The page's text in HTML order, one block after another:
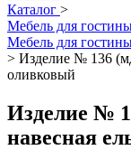
Каталог >
Мебель для
Мебель для
> Изделие № 136
оливковый
Изделие №
навесная